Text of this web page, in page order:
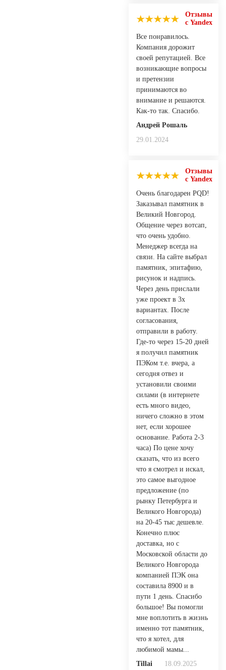
Отзывы
с Yandex
Все понравилось.
Компания дорожит
своей репутацией. Все
возникающие вопросы
и претензии
принимаются во
внимание и решаются.
Как-то так. Спасибо.
Андрей Рошаль
29.01.2024
Отзывы
с Yandex
Очень благодарен PQD!
Заказывал памятник в
Великий Новгород.
Общение через вотсап,
что очень удобно.
Менеджер всегда на
связи. На сайте выбрал
памятник, эпитафию,
рисунок и надпись.
Через день прислали
уже проект в 3х
вариантах. После
согласования,
отправили в работу.
Где-то через 15-20 дней
я получил памятник
ПЭКом т.е. вчера, а
сегодня отвез и
установили своими
силами (в интернете
есть много видео,
ничего сложно в этом
нет, если хорошее
основание. Работа 2-3
часа) По цене хочу
сказать, что из всего
что я смотрел и искал,
это самое выгодное
предложение (по
рынку Петербурга и
Великого Новгорода)
на 20-45 тыс дешевле.
Конечно плюс
доставка, но с
Московской области до
Великого Новгорода
компанией ПЭК она
составила 8900 и в
пути 1 день. Спасибо
большое! Вы помогли
мне воплотить в жизнь
именно тот памятник,
что я хотел, для
любимой мамы...
Tillai
18.09.2025